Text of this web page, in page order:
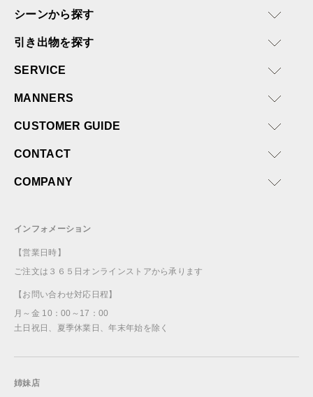
シーンから探す
引き出物を探す
SERVICE
MANNERS
CUSTOMER GUIDE
CONTACT
COMPANY
インフォメーション
【営業日時】
ご注文は３６５日オンラインストアから承ります
【お問い合わせ対応日程】
月～金 10：00～17：00
土日祝日、夏季休業日、年末年始を除く
姉妹店